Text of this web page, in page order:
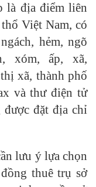
là địa điểm liên
Việt Nam, có
hẻm, ngõ
xóm, ấp, xã,
xã, thành phố
và thư điện tử
được đặt địa chỉ
lưu ý lựa chọn
thuê trụ sở